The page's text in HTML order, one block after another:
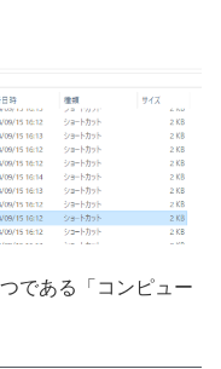
である「コンピュー